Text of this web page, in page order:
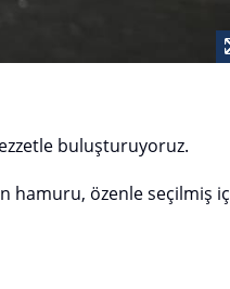
buluşturuyoruz.
hamuru, özenle seçilmiş iç